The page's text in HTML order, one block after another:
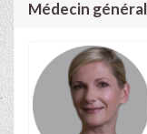
Médecin